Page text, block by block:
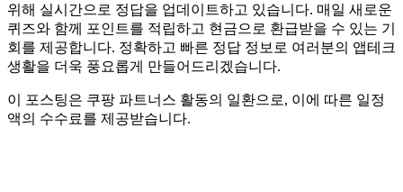
위해 실시간으로 정답을 업데이트하고 있습니다. 매일 새로운
퀴즈와 함께 포인트를 적립하고 현금으로 환급받을 수 있는 기
회를 제공합니다. 정확하고 빠른 정답 정보로 여러분의 앱테크
생활을 더욱 풍요롭게 만들어드리겠습니다.
이 포스팅은 쿠팡 파트너스 활동의 일환으로, 이에 따른 일정
액의 수수료를 제공받습니다.